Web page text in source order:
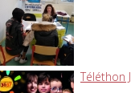
Téléthon